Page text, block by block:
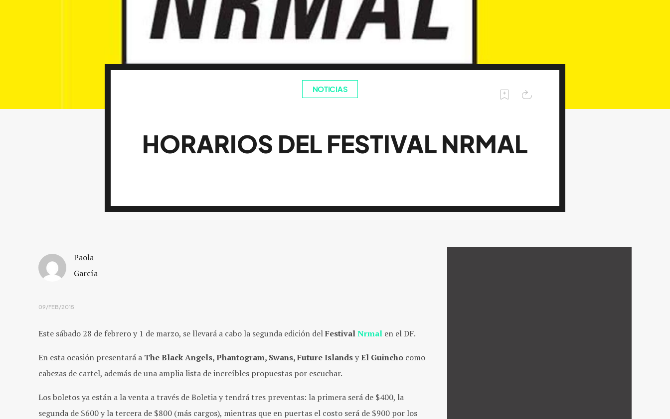
NOTICIAS
HORARIOS DEL FESTIVAL NRMAL
Paola
García
09/FEB/2015
Este sábado 28 de febrero y 1 de marzo, se llevará a cabo la segunda edición delFestivalNrmal en el DF.
En esta ocasión presentará a The Black Angels, Phantogram, Swans, Future IslandsyEl Guincho como
cabezas de cartel, además de una amplia lista de increíbles propuestas por escuchar.
Los boletos ya están a la venta a través de Boletia y tendrá tres preventas: la primera será de $400, la
segunda de $600 y la tercera de $800 (más cargos), mientras que en puertas el costo será de $900 por los